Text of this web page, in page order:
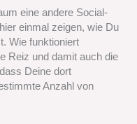
eine andere Social-
einmal zeigen,‭ ‬wie Du
Wie funktioniert
Reiz und damit auch die
Deine dort
Anzahl von